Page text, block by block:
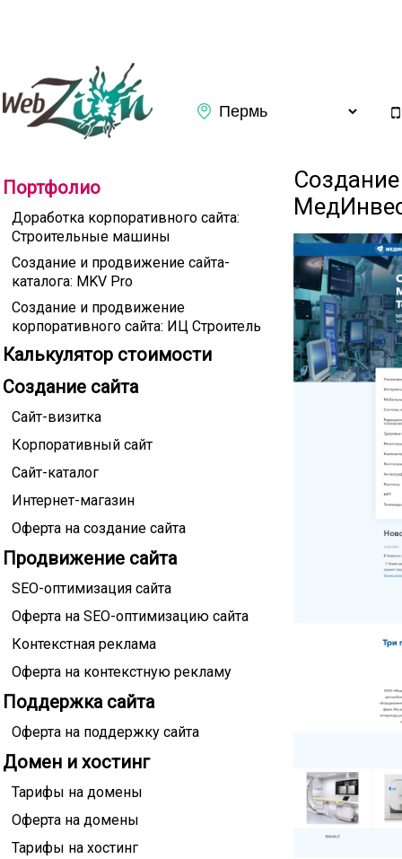
Портфолио
Доработка корпоративного сайта:
Строительные машины
Создание и продвижение сайта-
каталога: MKV Pro
Создание и продвижение
корпоративного сайта: ИЦ Строитель
Калькулятор стоимости
Создание сайта
Сайт-визитка
Корпоративный сайт
Сайт-каталог
Интернет-магазин
Оферта на создание сайта
Продвижение сайта
SEO-оптимизация сайта
Оферта на SEO-оптимизацию сайта
Контекстная реклама
Оферта на контекстную рекламу
Поддержка сайта
Оферта на поддержку сайта
Домен и хостинг
Тарифы на домены
Оферта на домены
Тарифы на хостинг
Подтверждаю ознакомление с Политикой